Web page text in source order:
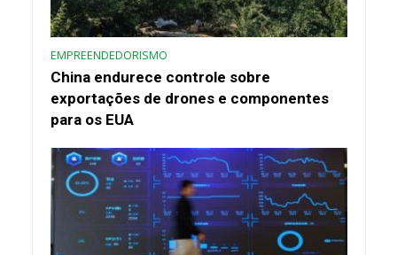
EMPREENDEDORISMO
China endurece controle sobre
exportações de drones e componentes
para os EUA